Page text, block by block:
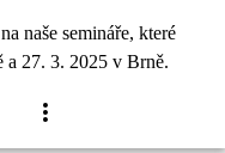
naše semináře, které
a 27. 3. 2025 v Brně.